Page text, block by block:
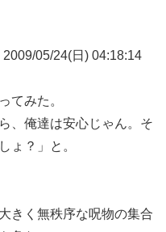
05/24(日) 04:18:14
てみた。
、俺達は安心じゃん。そ
ょ？」と。
きく無秩序な呪物の集合